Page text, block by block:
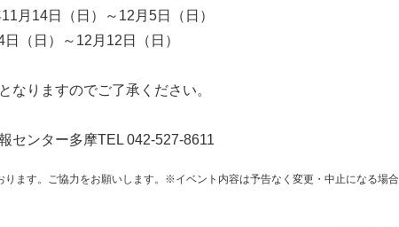
月14日（日）～12月5日（日）
（日）～12月12日（日）
りますのでご了承ください。
センター多摩TEL 042-527-8611
ます。ご協力をお願いします。※イベント内容は予告なく変更・中止になる場合